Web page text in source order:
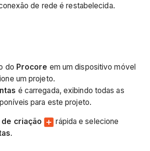
de rede é restabelecida.
do Procore em um dispositivo móvel
um projeto.
é carregada, exibindo todas as
para este projeto.
de criação
rápida e selecione
.